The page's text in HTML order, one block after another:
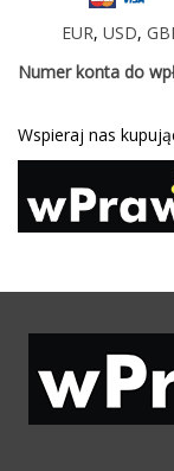
EUR, USD,
Numer konta do
Wspieraj nas